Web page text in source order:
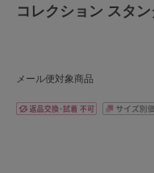
コレクション スタ
メール便対象商品